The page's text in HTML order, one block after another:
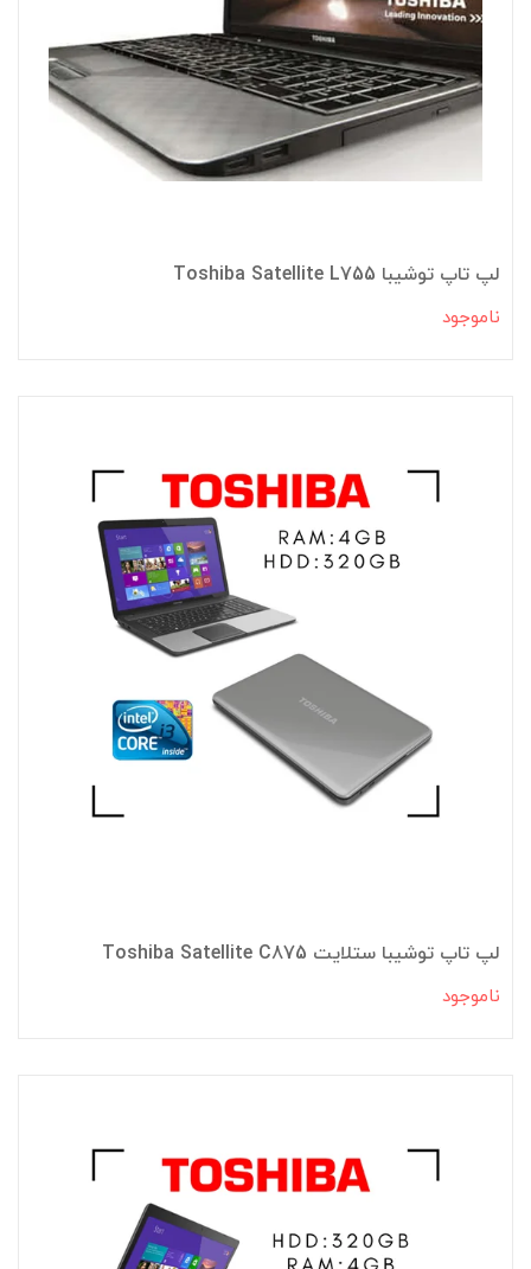
لپ تاپ توشیبا Toshiba Satellite L755
ناموجود
لپ تاپ توشیبا ستلایت Toshiba Satellite C875
ناموجود